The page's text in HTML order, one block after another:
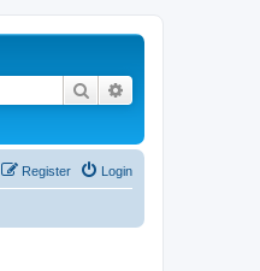
Search
Login
Register